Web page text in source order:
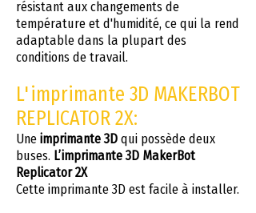
résistant aux changements de
température et d'humidité, ce qui la rend
adaptable dans la plupart des
conditions de travail.
L'imprimante 3D MAKERBOT
REPLICATOR 2X:
Uneimprimante 3Dqui possède deux
buses. L’imprimante 3D MakerBot
Replicator 2X
Cette imprimante 3D est facile à installer.